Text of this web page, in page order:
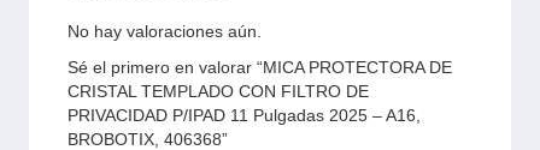
No hay valoraciones aún.
Sé el primero en valorar “MICA PROTECTORA DE
CRISTAL TEMPLADO CON FILTRO DE
PRIVACIDAD P/IPAD 11 Pulgadas 2025 – A16,
BROBOTIX, 406368”